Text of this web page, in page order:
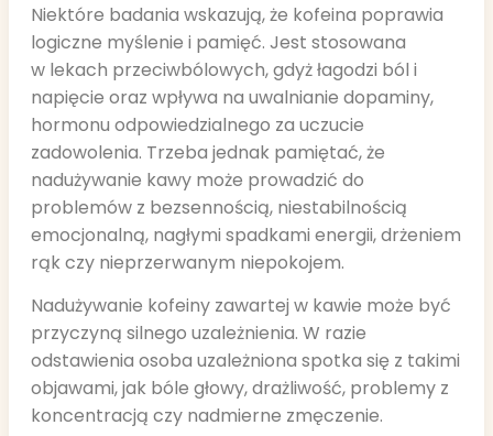
Niektóre badania wskazują, że kofeina poprawia
logiczne myślenie i pamięć. Jest stosowana
w lekach przeciwbólowych, gdyż łagodzi ból i
napięcie oraz wpływa na uwalnianie dopaminy,
hormonu odpowiedzialnego za uczucie
zadowolenia. Trzeba jednak pamiętać, że
nadużywanie kawy może prowadzić do
problemów z bezsennością, niestabilnością
emocjonalną, nagłymi spadkami energii, drżeniem
rąk czy nieprzerwanym niepokojem.
Nadużywanie kofeiny zawartej w kawie może być
przyczyną silnego uzależnienia. W razie
odstawienia osoba uzależniona spotka się z takimi
objawami, jak bóle głowy, drażliwość, problemy z
koncentracją czy nadmierne zmęczenie.